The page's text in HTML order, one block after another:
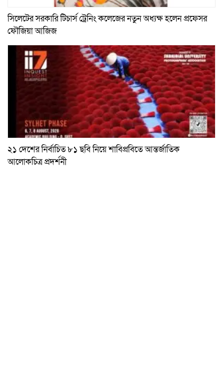
সিলেটের সরকারি টিচার্স ট্রেনিং কলেজের নতুন অধ্যক্ষ হলেন প্রফেসর
ফৌজিয়া আজিজ
২১ দেশের নির্বাচিত ৮১ ছবি নিয়ে শাবিপ্রবিতে আন্তর্জাতিক
আলোকচিত্র প্রদর্শনী